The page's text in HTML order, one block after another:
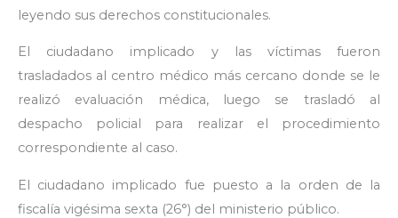
leyendo sus derechos constitucionales.
El ciudadano implicado y las víctimas fueron
trasladados al centro médico más cercano donde se le
realizó evaluación médica, luego se trasladó al
despacho policial para realizar el procedimiento
correspondiente al caso.
El ciudadano implicado fue puesto a la orden de la
fiscalía vigésima sexta (26°) del ministerio público.